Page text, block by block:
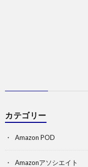
カテゴリー
Amazon POD
Amazonアソシエイト